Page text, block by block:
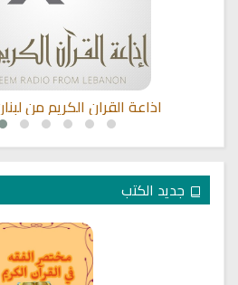
اذاعة القران الكريم من
جديد الكتب